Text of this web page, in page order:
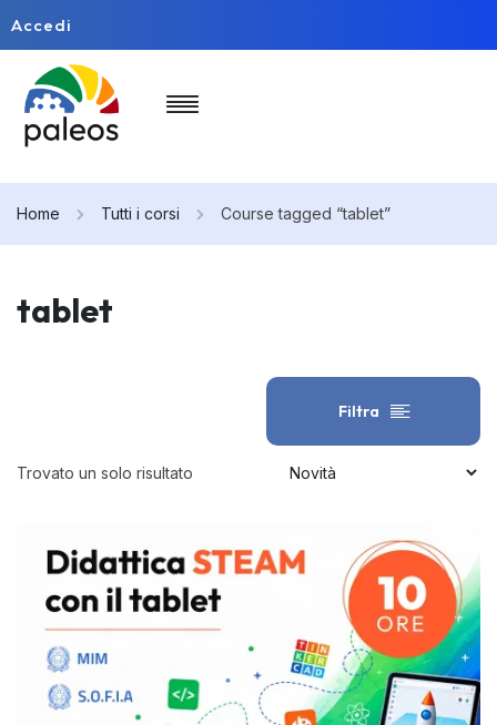
Accedi
Home Tutti i corsi Course tagged “tablet”
tablet
Filtra
Trovato un solo risultato